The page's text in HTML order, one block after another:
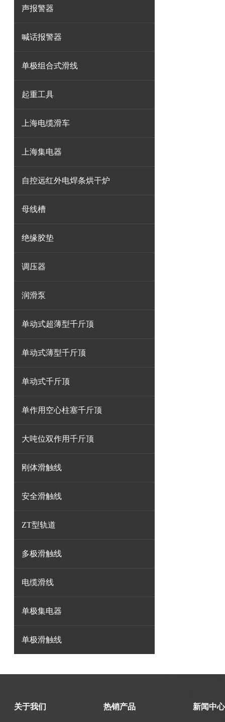
声报警器
喊话报警器
单极组合式滑线
起重工具
上海电缆滑车
上海集电器
自控远红外电焊条烘干炉
母线槽
绝缘胶垫
调压器
润滑泵
单动式超薄型千斤顶
单动式薄型千斤顶
单动式千斤顶
单作用空心柱塞千斤顶
大吨位双作用千斤顶
刚体滑触线
安全滑触线
ZT型轨道
多极滑触线
电缆滑线
单极集电器
单极滑触线
关于我们 热销产品 新闻中心